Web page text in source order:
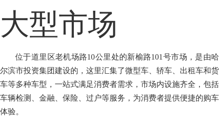
大型市场
位于道里区老机场路10公里处的新榆路101号市场，是由哈
尔滨市投资集团建设的，这里汇集了微型车、轿车、出租车和货
车等多种车型，一站式满足消费者需求，市场内设施齐全，包括
车辆检测、金融、保险、过户等服务，为消费者提供便捷的购车
体验。